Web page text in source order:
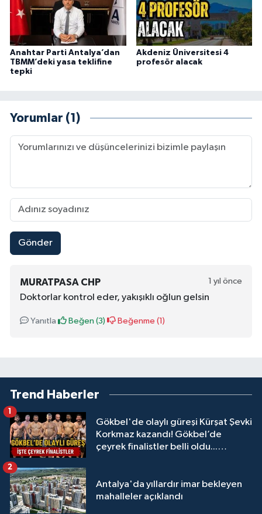
Anahtar Parti Antalya’dan
TBMM’deki yasa teklifine
tepki
Akdeniz Üniversitesi 4
profesör alacak
Yorumlar (1)
Gönder
MURATPASA CHP 1 yıl önce
Doktorlar kontrol eder, yakışıklı oğlun gelsin
Yanıtla Beğen (3) Beğenme (1)
Trend Haberler
Gökbel'de olaylı güreşi Kürşat Şevki
Korkmaz kazandı! Gökbel’de
çeyrek finalistler belli oldu...
1
Antalya'da yıllardır imar bekleyen
mahalleler açıklandı
2